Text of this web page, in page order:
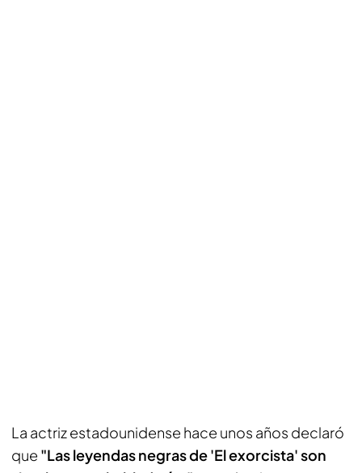
La actriz estadounidense hace unos años declaró
que "Las leyendas negras de 'El exorcista' son